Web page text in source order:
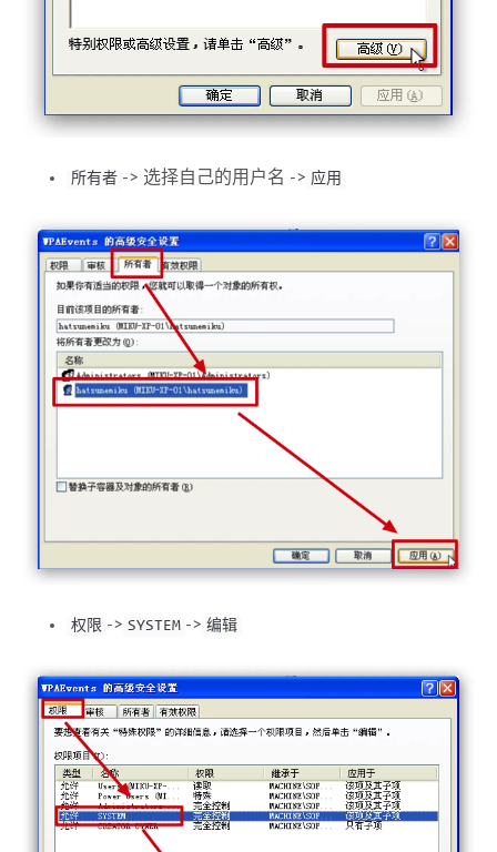
所有者 -> 选择自己的用户名 -> 应用
权限 -> SYSTEM -> 编辑